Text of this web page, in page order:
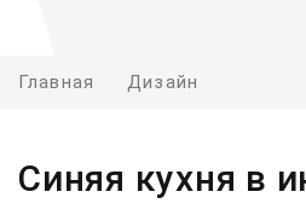
Главная Дизайн
Синяя кухня в